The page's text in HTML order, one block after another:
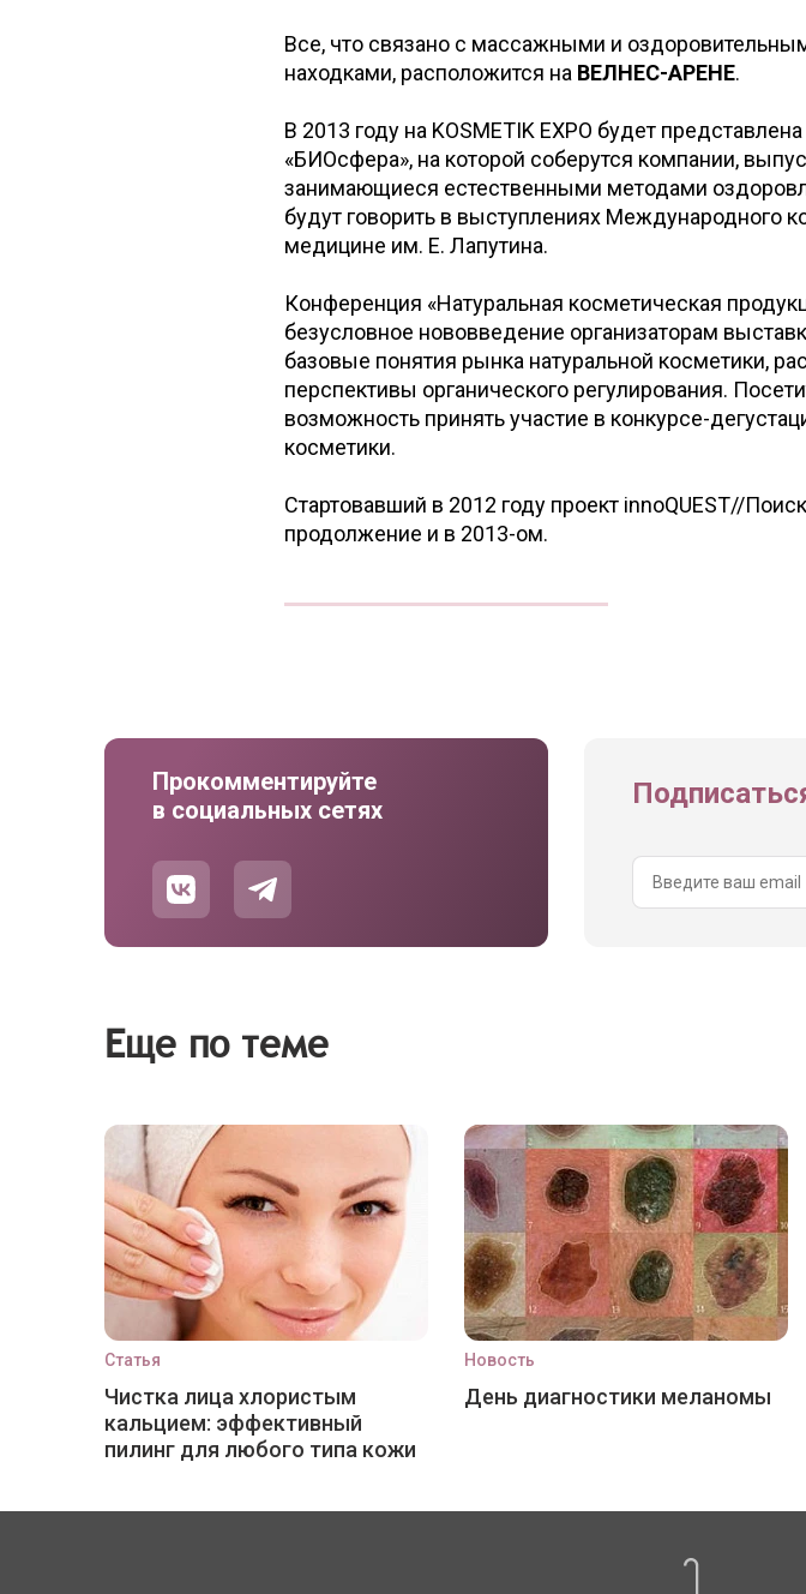
Все, что связано с массажными и
находками, расположится на ВЕЛНЕС-АРЕНЕ.
В 2013 году на KOSMETIK EXPO будет
«БИОсфера», на которой соберутся компании,
занимающиеся естественными методами
будут говорить в выступлениях Международного
медицине им. Е. Лапутина.
Конференция «Натуральная косметическая
безусловное нововведение организаторам
базовые понятия рынка натуральной косметики,
перспективы органического регулирования.
возможность принять участие в конкурсе-
косметики.
Стартовавший в 2012 году проект innoQUEST//
продолжение и в 2013-ом.
Прокомментируйте
в социальных сетях
Еще по теме
Статья
Чистка лица хлористым
кальцием: эффективный
пилинг для любого типа кожи
Новость
День диагностики меланомы